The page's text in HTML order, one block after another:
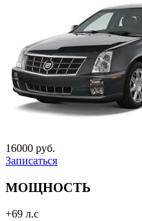
16000 руб.
Записаться
МОЩНОСТЬ
+69 л.с